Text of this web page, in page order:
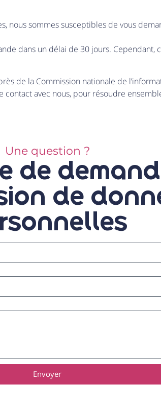
nous sommes susceptibles de vous
dans un délai de 30 jours. Cependant,
de la Commission nationale de
contact avec nous, pour résoudre
Une question ?
de
de
Envoyer